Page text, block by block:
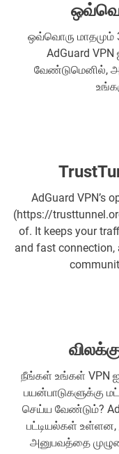
ஒவ்வொரு மாதமும்
AdGuard
வேண்டுமெனில்,
AdGuard VPN’s
(https://
of. It keeps your
and fast
நீங்கள் உங்கள் VPN
பயன்பாடுகளுக்கு
செய்ய வேண்டும்?
பட்டியல்கள்
அனுபவத்தை